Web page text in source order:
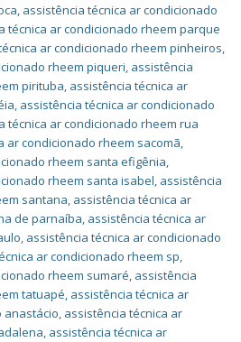
, assistência técnica ar condicionado
técnica ar condicionado rheem parque
ar condicionado rheem pinheiros,
rheem piqueri, assistência
pirituba, assistência técnica ar
, assistência técnica ar condicionado
técnica ar condicionado rheem rua
ar condicionado rheem sacomã,
rheem santa efigênia,
rheem santa isabel, assistência
santana, assistência técnica ar
de parnaíba, assistência técnica ar
, assistência técnica ar condicionado
ar condicionado rheem sp,
rheem sumaré, assistência
tatuapé, assistência técnica ar
anastácio, assistência técnica ar
, assistência técnica ar